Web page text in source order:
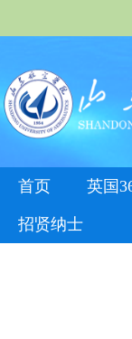
首页 英国
招贤纳士